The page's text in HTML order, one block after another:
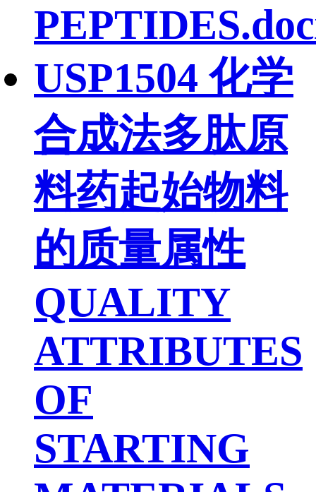
USP1504 化学
合成法多肽原
料药起始物料
的质量属性
QUALITY
ATTRIBUTES
OF
STARTING